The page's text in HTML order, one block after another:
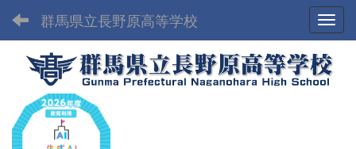
群馬県立長野原高等学校